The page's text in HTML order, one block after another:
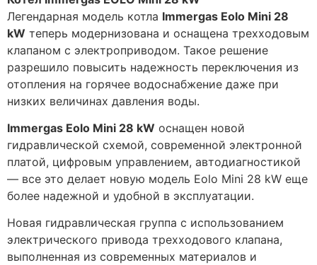
Легендарная модель котла Immergas Eolo Mini 28
kW теперь модернизована и оснащена трехходовым
клапаном с электроприводом. Такое решение
разрешило повысить надежность переключения из
отопления на горячее водоснабжение даже при
низких величинах давления воды.
Immergas Eolo Mini 28 kW оснащен новой
гидравлической схемой, современной электронной
платой, цифровым управлением, автодиагностикой
— все это делает новую модель Eolo Mini 28 kW еще
более надежной и удобной в эксплуатации.
Новая гидравлическая группа с использованием
электрического привода трехходового клапана,
выполненная из современных материалов и